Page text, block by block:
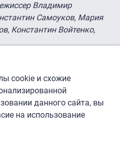
Владимир
Самоуков, Мария
Константин Войтенко,
выяснить обстоятельства
расследовать
понять кто же сделал
света», погубивший
в
случае – смерти двух
cookie и схожие
данного сайта, вы
на использование